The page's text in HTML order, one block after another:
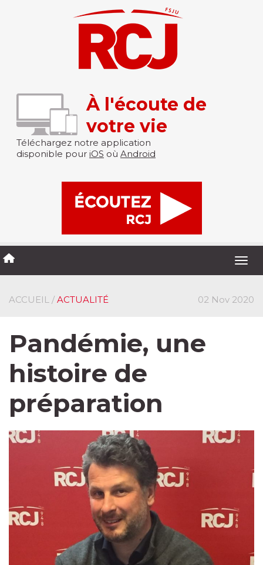
À l'écoute de
votre vie
Téléchargez notre application
disponible pour iOS où Android
ACCUEIL / ACTUALITÉ 02 Nov 2020
Pandémie, une
histoire de
préparation